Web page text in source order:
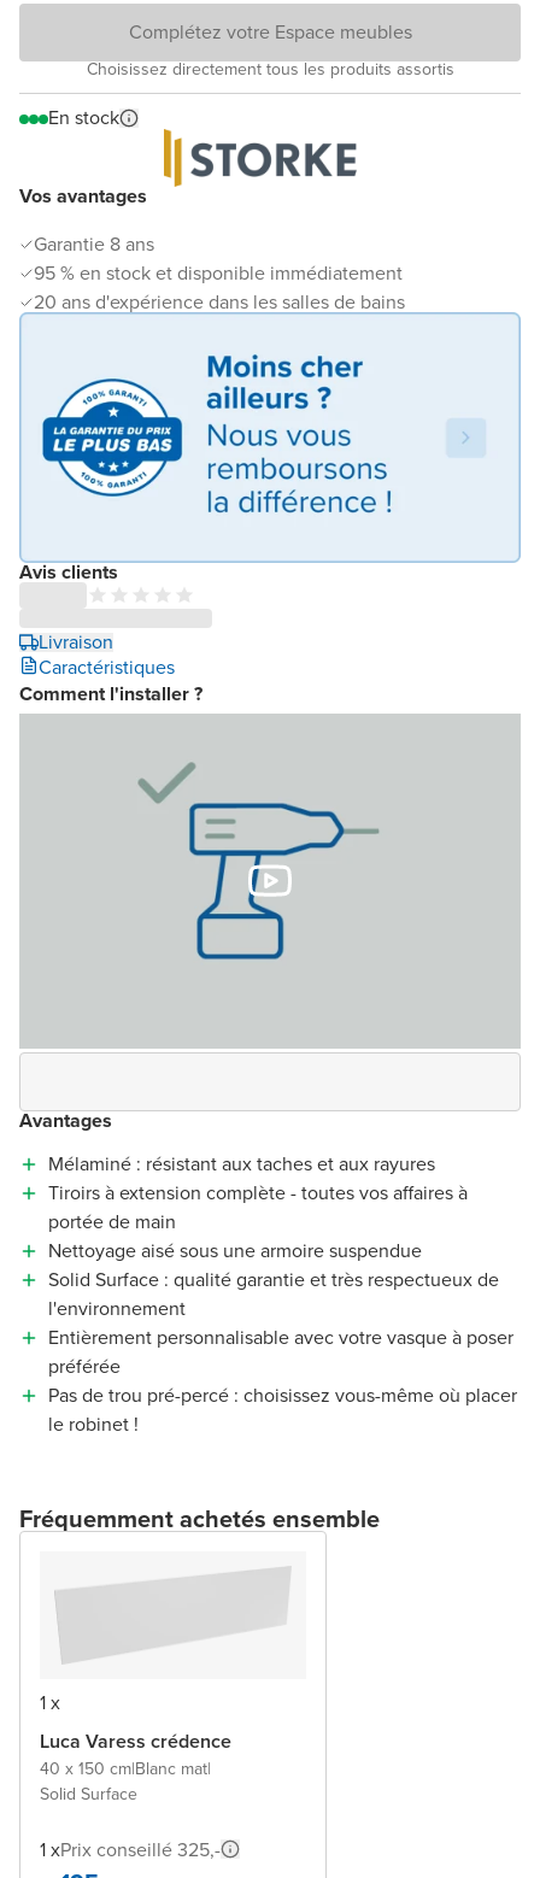
Vos avantages
Garantie 8 ans
95 % en stock et disponible immédiatement
20 ans d'expérience dans les salles de bains
Avis clients
Livraison
Caractéristiques
Comment l'installer ?
Complétez votre Espace meubles
Choisissez directement tous les produits assortis
En stock
Avantages
Mélaminé : résistant aux taches et aux rayures
Tiroirs à extension complète - toutes vos affaires à
portée de main
Nettoyage aisé sous une armoire suspendue
Solid Surface : qualité garantie et très respectueux de
l'environnement
Entièrement personnalisable avec votre vasque à poser
préférée
Pas de trou pré-percé : choisissez vous-même où placer
le robinet !
Fréquemment achetés ensemble
1 x
Luca Varess crédence
40 x 150 cm|Blanc mat|
Solid Surface
1 xPrix conseillé 325,-